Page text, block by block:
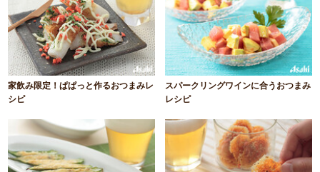
家飲み限定！ぱぱっと作るおつまみレ
シピ
スパークリングワインに合うおつまみ
レシピ